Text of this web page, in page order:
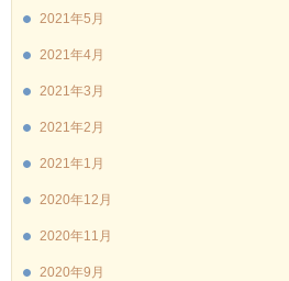
2021年5月
2021年4月
2021年3月
2021年2月
2021年1月
2020年12月
2020年11月
2020年9月